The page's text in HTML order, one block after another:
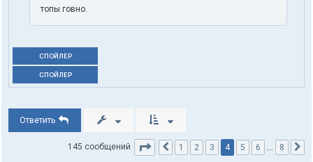
топы говно.
СПОЙЛЕР
СПОЙЛЕР
Ответить
145 сообщений Страница 4из 8
Пред.
1 2 3 4 5 6 … 8